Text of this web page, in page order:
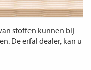
stoffen kunnen bij
De erfal dealer, kan u